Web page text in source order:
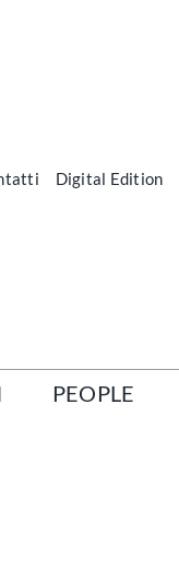
Digital Edition
PEOPLE